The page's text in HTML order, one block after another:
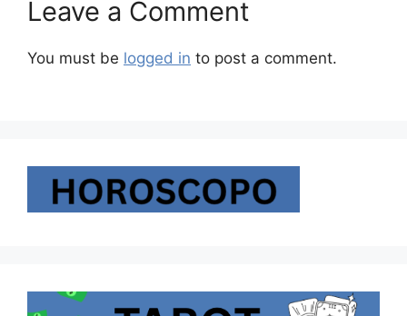
Leave a Comment
You must be logged in to post a comment.